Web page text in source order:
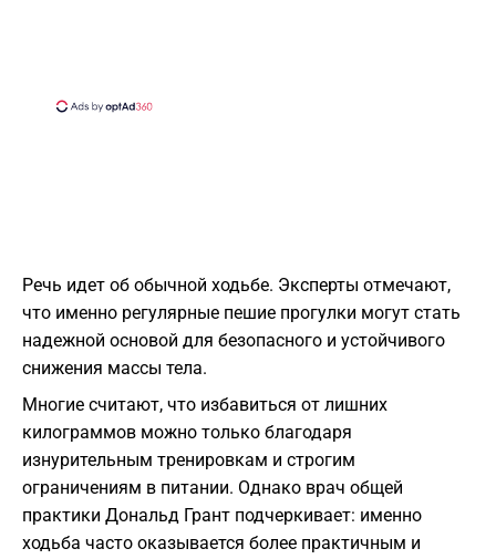
Речь идет об обычной ходьбе. Эксперты отмечают,
что именно регулярные пешие прогулки могут стать
надежной основой для безопасного и устойчивого
снижения массы тела.
Многие считают, что избавиться от лишних
килограммов можно только благодаря
изнурительным тренировкам и строгим
ограничениям в питании. Однако врач общей
практики Дональд Грант подчеркивает: именно
ходьба часто оказывается более практичным и